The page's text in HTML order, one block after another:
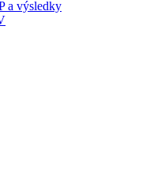
a výsledky